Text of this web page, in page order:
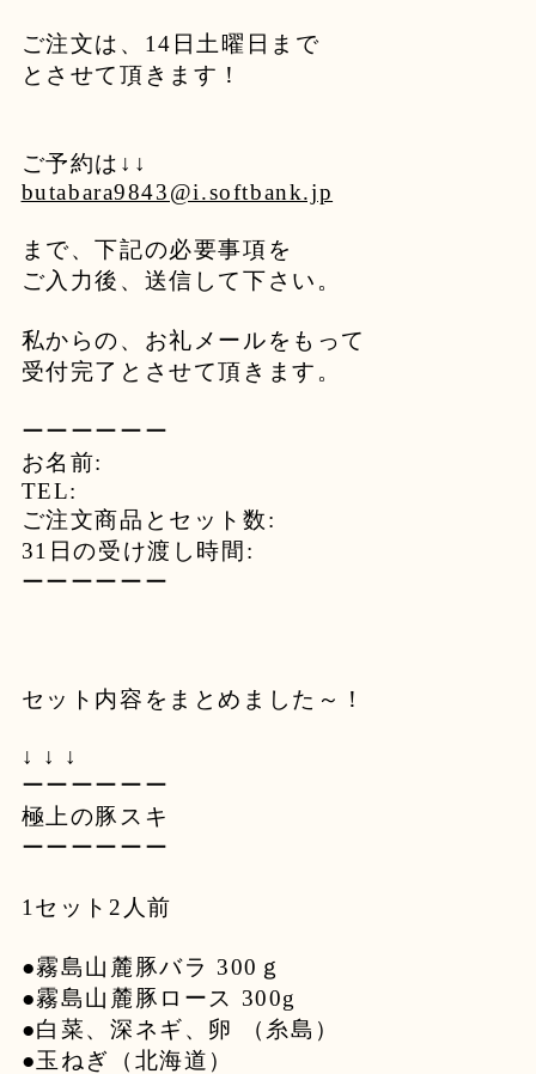
ご注文は、14日土曜日まで
とさせて頂きます！
ご予約は↓↓
butabara9843@i.softbank.jp
まで、下記の必要事項を
ご入力後、送信して下さい。
私からの、お礼メールをもって
受付完了とさせて頂きます。
ーーーーーー
お名前:
TEL:
ご注文商品とセット数:
31日の受け渡し時間:
ーーーーーー
セット内容をまとめました～！
↓ ↓ ↓
ーーーーーー
極上の豚スキ
ーーーーーー
1セット2人前
●霧島山麓豚バラ 300ｇ
●霧島山麓豚ロース 300g
●白菜、深ネギ、卵 （糸島）
●玉ねぎ（北海道）